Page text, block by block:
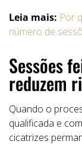
Leia mais: Por
número de
Sessões
reduzem
Quando o
qualificada e
cicatrizes